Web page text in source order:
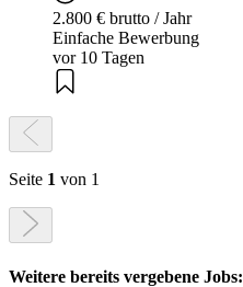
2.800 € brutto / Jahr
Einfache Bewerbung
vor 10 Tagen
Seite 1 von 1
Weitere bereits vergebene Jobs: